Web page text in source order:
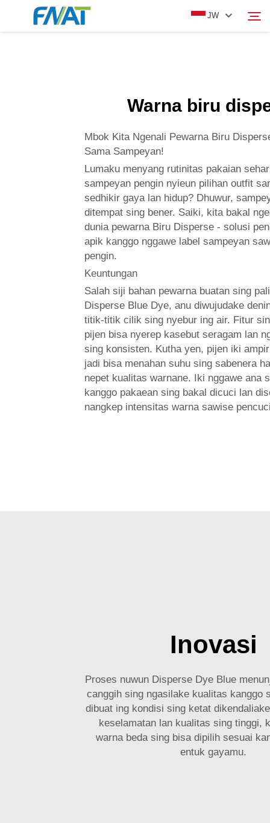
JW
HUBUNGI KAMI
Warna biru
Mbok Kita Ngenali Pewarna Biru
Sama Sampeyan!
Lumaku menyang rutinitas pakaian
sampeyan pengin nyieun pilihan outfit
sedhikir gaya lan hidup? Dhuwur,
ditempat sing bener. Saiki, kita bakal
dunia pewarna Biru Disperse - solusi
apik kanggo nggawe label sampeyan
pengin.
Keuntungan
Salah siji bahan pewarna buatan sing
Disperse Blue Dye, anu diwujudake
titik-titik cilik sing nyebur ing air. Fitur
pijen bisa nyerep kasebut seragam lan
sing konsisten. Kutha yen, pijen iki
jadi bisa menahan suhu sing sabenera
nepet kualitas warnane. Iki nggawe ana
kanggo pakaean sing bakal dicuci lan
nangkep intensitas warna sawise
Inovasi
Proses nuwun Disperse Dye Blue
canggih sing ngasilake kualitas kanggo
dibuat ing kondisi sing ketat
keselamatan lan kualitas sing tinggi,
warna beda sing bisa dipilih sesuai
entuk gayamu.